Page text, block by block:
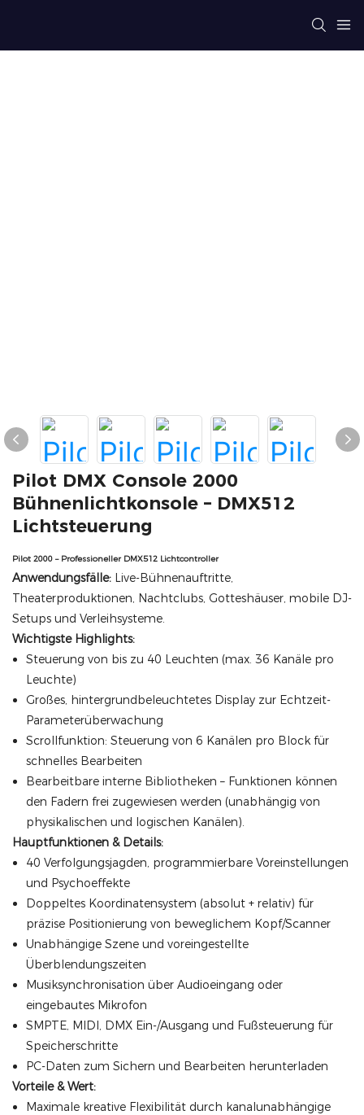
Pilot DMX Console 2000
Bühnenlichtkonsole – DMX512
Lichtsteuerung
Pilot 2000 – Professioneller DMX512 Lichtcontroller
Anwendungsfälle: Live-Bühnenauftritte,
Theaterproduktionen, Nachtclubs, Gotteshäuser, mobile DJ-
Setups und Verleihsysteme.
Wichtigste Highlights:
Steuerung von bis zu 40 Leuchten (max. 36 Kanäle pro
Leuchte)
Großes, hintergrundbeleuchtetes Display zur Echtzeit-
Parameterüberwachung
Scrollfunktion: Steuerung von 6 Kanälen pro Block für
schnelles Bearbeiten
Bearbeitbare interne Bibliotheken – Funktionen können
den Fadern frei zugewiesen werden (unabhängig von
physikalischen und logischen Kanälen).
Hauptfunktionen & Details:
40 Verfolgungsjagden, programmierbare Voreinstellungen
und Psychoeffekte
Doppeltes Koordinatensystem (absolut + relativ) für
präzise Positionierung von beweglichem Kopf/Scanner
Unabhängige Szene und voreingestellte
Überblendungszeiten
Musiksynchronisation über Audioeingang oder
eingebautes Mikrofon
SMPTE, MIDI, DMX Ein-/Ausgang und Fußsteuerung für
Speicherschritte
PC-Daten zum Sichern und Bearbeiten herunterladen
Vorteile & Wert:
Maximale kreative Flexibilität durch kanalunabhängige